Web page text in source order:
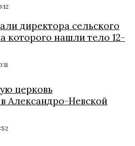
директора сельского
которого нашли тело 12-
церковь
Александро-Невской